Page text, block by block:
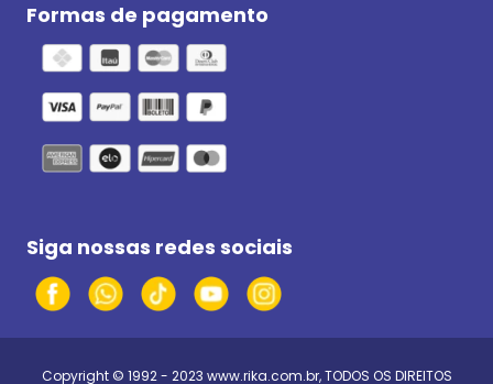
Formas de pagamento
Siga nossas redes sociais
Copyright © 1992 - 2023 www.rika.com.br, TODOS OS DIREITOS